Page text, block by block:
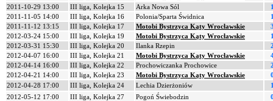
2011-10-29 13:00
III liga, Kolejka 15 Arka Nowa Sól
2011-11-05 14:00
III liga, Kolejka 16 Polonia/Sparta Świdnica
2011-11-12 13:15
III liga, Kolejka 17 Motobi Bystrzyca Kąty Wrocławskie
2012-03-24 15:00
III liga, Kolejka 19 Motobi Bystrzyca Kąty Wrocławskie
2012-03-31 15:30
III liga, Kolejka 20 Ilanka Rzepin
2012-04-07 16:00
III liga, Kolejka 21 Motobi Bystrzyca Kąty Wrocławskie
2012-04-14 16:00
III liga, Kolejka 22 Prochowiczanka Prochowice
2012-04-21 14:00
III liga, Kolejka 23 Motobi Bystrzyca Kąty Wrocławskie
2012-04-28 17:00
III liga, Kolejka 24 Lechia Dzierżoniów
2012-05-12 17:00
III liga, Kolejka 27 Pogoń Świebodzin